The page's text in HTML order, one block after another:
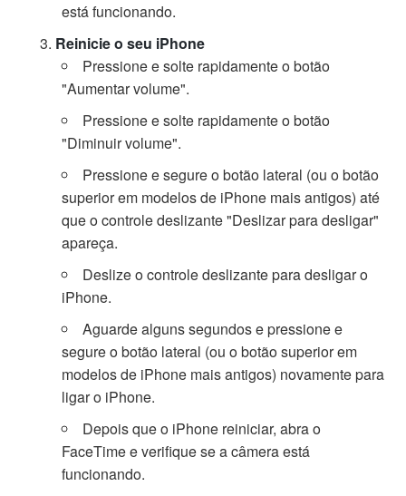
está funcionando.
Reinicie o seu iPhone
Pressione e solte rapidamente o botão
"Aumentar volume".
Pressione e solte rapidamente o botão
"Diminuir volume".
Pressione e segure o botão lateral (ou o botão
superior em modelos de iPhone mais antigos) até
que o controle deslizante "Deslizar para desligar"
apareça.
Deslize o controle deslizante para desligar o
iPhone.
Aguarde alguns segundos e pressione e
segure o botão lateral (ou o botão superior em
modelos de iPhone mais antigos) novamente para
ligar o iPhone.
Depois que o iPhone reiniciar, abra o
FaceTime e verifique se a câmera está
funcionando.